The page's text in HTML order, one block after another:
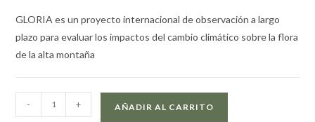
GLORIA es un proyecto internacional de observación a largo
plazo para evaluar los impactos del cambio climático sobre la flora
de la alta montaña
- + AÑADIR AL CARRITO